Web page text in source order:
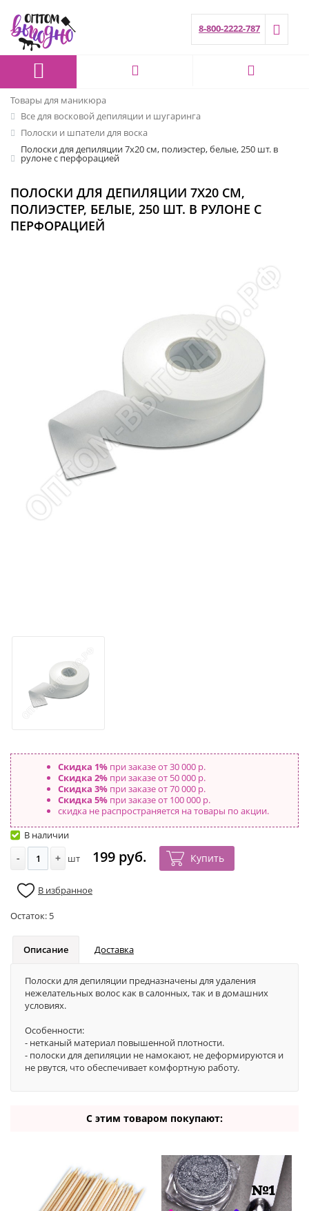
8-800-2222-787
Товары для маникюра
Все для восковой депиляции и шугаринга
Полоски и шпатели для воска
Полоски для депиляции 7х20 см, полиэстер, белые, 250 шт. в
рулоне с перфорацией
ПОЛОСКИ ДЛЯ ДЕПИЛЯЦИИ 7Х20 СМ,
ПОЛИЭСТЕР, БЕЛЫЕ, 250 ШТ. В РУЛОНЕ С
ПЕРФОРАЦИЕЙ
Скидка 1%при заказе от 30 000 р.
Скидка 2%при заказе от 50 000 р.
Скидка 3%при заказе от 70 000 р.
Скидка 5%при заказе от 100 000 р.
скидка не распространяется на товары по акции.
В наличии
- + шт 199 руб. Купить
В избранное
Остаток: 5
Описание Доставка
Полоски для депиляции предназначены для удаления
нежелательных волос как в салонных, так и в домашних
условиях.
Особенности:
- нетканый материал повышенной плотности.
- полоски для депиляции не намокают, не деформируются и
не рвутся, что обеспечивает комфортную работу.
С этим товаром покупают: